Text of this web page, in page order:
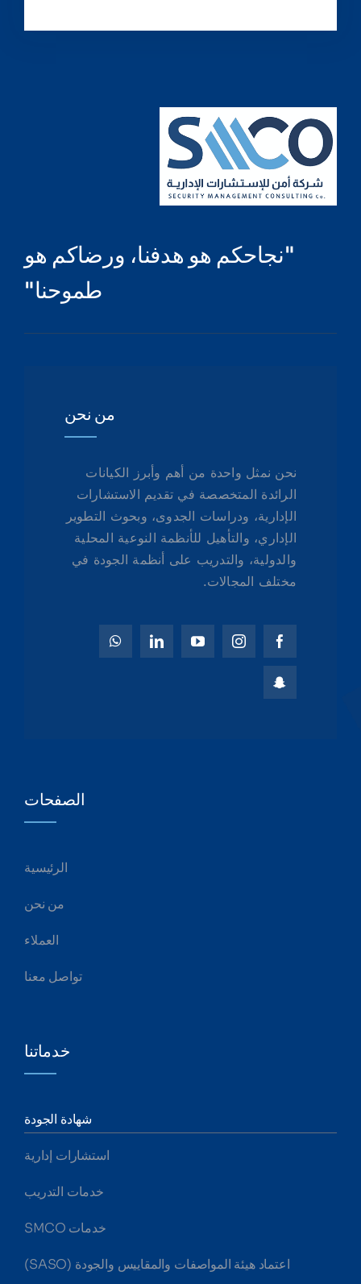
"نجاحكم هو هدفنا، ورضاكم هو
طموحنا"
من نحن
نحن نمثل واحدة من أهم وأبرز الكيانات
الرائدة المتخصصة في تقديم الاستشارات
الإدارية، ودراسات الجدوى، وبحوث التطوير
الإداري، والتأهيل للأنظمة النوعية المحلية
والدولية، والتدريب على أنظمة الجودة في
مختلف المجالات.
الصفحات
الرئيسية
من نحن
العملاء
تواصل معنا
خدماتنا
شهادة الجودة
استشارات إدارية
خدمات التدريب
خدمات SMCO
اعتماد هيئة المواصفات والمقاييس والجودة (SASO)